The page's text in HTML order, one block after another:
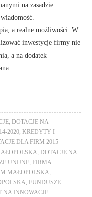
na zasadzie
a realne możliwości. W
inwestycje firmy nie
a na dodatek
,DOTACJE NA
2020,KREDYTY I
DLA FIRM 2015
,DOTACJE NA
UNIJNE, FIRMA
MAŁOPOLSKA,
, FUNDUSZE
NA INNOWACJE